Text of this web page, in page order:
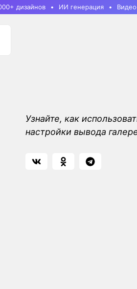
дизайнов ИИ генерация
Узнайте, как
настройки вывода